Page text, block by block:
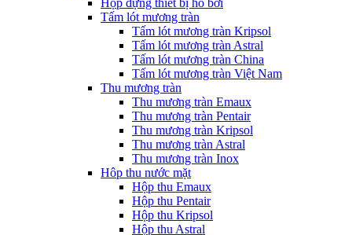
Hộp đựng thiết bị hồ bơi
Tấm lót mương tràn
Tấm lót mương tràn Kripsol
Tấm lót mương tràn Astral
Tấm lót mương tràn China
Tấm lót mương tràn Việt Nam
Thu mương tràn
Thu mương tràn Emaux
Thu mương tràn Pentair
Thu mương tràn Kripsol
Thu mương tràn Astral
Thu mương tràn Inox
Hôp thu nước mặt
Hộp thu Emaux
Hộp thu Pentair
Hộp thu Kripsol
Hộp thu Astral